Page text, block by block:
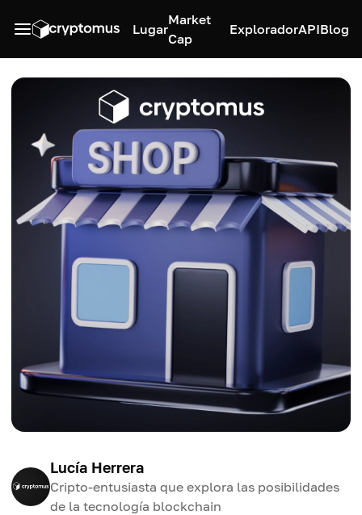
Lugar
Market
Cap
ExploradorAPIBlog
Lucía Herrera
Cripto-entusiasta que explora las posibilidades
de la tecnología blockchain